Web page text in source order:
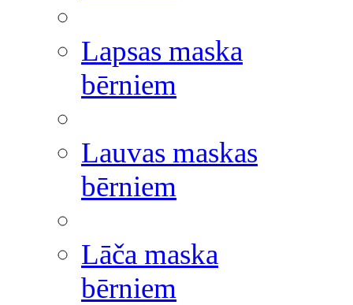
Lapsas maska
bērniem
Lauvas maskas
bērniem
Lāča maska
bērniem